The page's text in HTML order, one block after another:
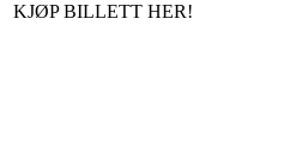
KJØP BILLETT HER!